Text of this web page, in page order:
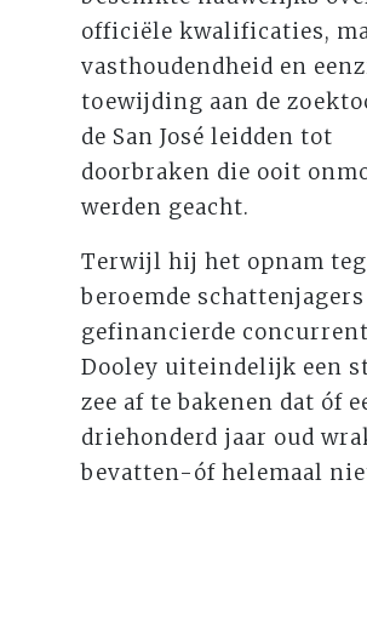
officiële kwalificaties,
vasthoudendheid en
toewijding aan de
de San José leidden tot
doorbraken die ooit
werden geacht.
Terwijl hij het opnam
beroemde
gefinancierde
Dooley uiteindelijk een
zee af te bakenen dat óf
driehonderd jaar oud
bevatten-óf helemaal